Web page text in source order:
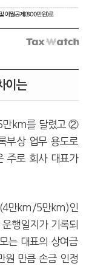
이는
만km를 달렸고 ②
부상 업무 용도로
주로 회사 대표가
만km/5만km)인
행일지가 기록되
는 대표의 상여금
원 만큼 손금 인정